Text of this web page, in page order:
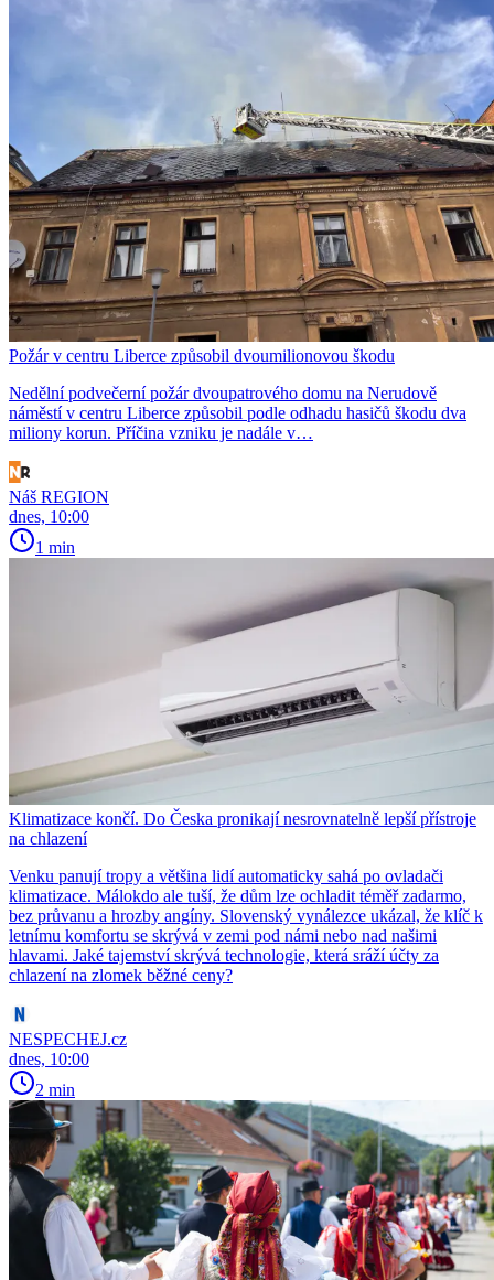
Požár v centru Liberce způsobil dvoumilionovou škodu
Nedělní podvečerní požár dvoupatrového domu na Nerudově
náměstí v centru Liberce způsobil podle odhadu hasičů škodu dva
miliony korun. Příčina vzniku je nadále v…
Náš REGION
dnes, 10:00
1 min
Klimatizace končí. Do Česka pronikají nesrovnatelně lepší přístroje
na chlazení
Venku panují tropy a většina lidí automaticky sahá po ovladači
klimatizace. Málokdo ale tuší, že dům lze ochladit téměř zadarmo,
bez průvanu a hrozby angíny. Slovenský vynálezce ukázal, že klíč k
letnímu komfortu se skrývá v zemi pod námi nebo nad našimi
hlavami. Jaké tajemství skrývá technologie, která sráží účty za
chlazení na zlomek běžné ceny?
NESPECHEJ.cz
dnes, 10:00
2 min